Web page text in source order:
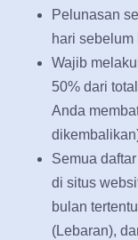
Pelunasan
hari sebelum
Wajib
50% dari
Anda
Semua
di situs
bulan
(Lebaran),